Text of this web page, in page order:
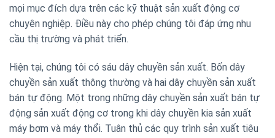
mọi mục đích dựa trên các kỹ thuật sản xuất động cơ
chuyên nghiệp. Điều này cho phép chúng tôi đáp ứng nhu
cầu thị trường và phát triển.
Hiện tại, chúng tôi có sáu dây chuyền sản xuất. Bốn dây
chuyền sản xuất thông thường và hai dây chuyền sản xuất
bán tự động. Một trong những dây chuyền sản xuất bán tự
động sản xuất động cơ trong khi dây chuyền kia sản xuất
máy bơm và máy thổi. Tuân thủ các quy trình sản xuất tiêu